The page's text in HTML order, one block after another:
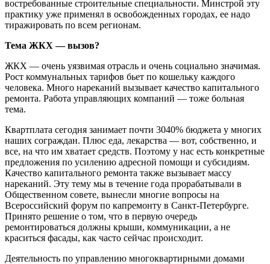
востребованные строительные специальности. Минстрой эту
практику уже применял в освобожденных городах, ее надо
тиражировать по всем регионам.
Тема ЖКХ — вызов?
ЖКХ — очень уязвимая отрасль и очень социально значимая.
Рост коммунальных тарифов бьет по кошельку каждого
человека. Много нареканий вызывает качество капитального
ремонта. Работа управляющих компаний — тоже больная
тема.
Квартплата сегодня занимает почти 3040% бюджета у многих
наших сограждан. Плюс еда, лекарства — вот, собственно, и
все, на что им хватает средств. Поэтому у нас есть конкретные
предложения по усилению адресной помощи и субсидиям.
Качество капитального ремонта также вызывает массу
нареканий. Эту тему мы в течение года прорабатывали в
Общественном совете, вынесли многие вопросы на
Всероссийский форум по капремонту в Санкт-Петербурге.
Принято решение о том, что в первую очередь
ремонтироваться должны крыши, коммуникации, а не
краситься фасады, как часто сейчас происходит.
Деятельность по управлению многоквартирными домами